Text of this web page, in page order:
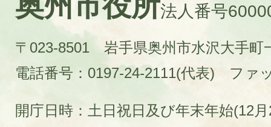
法人番号
〒023-8501 岩手県奥州市水沢大手町
電話番号：0197-24-2111(代表)
ファ
開庁日時：土日祝日及び年末年始(12